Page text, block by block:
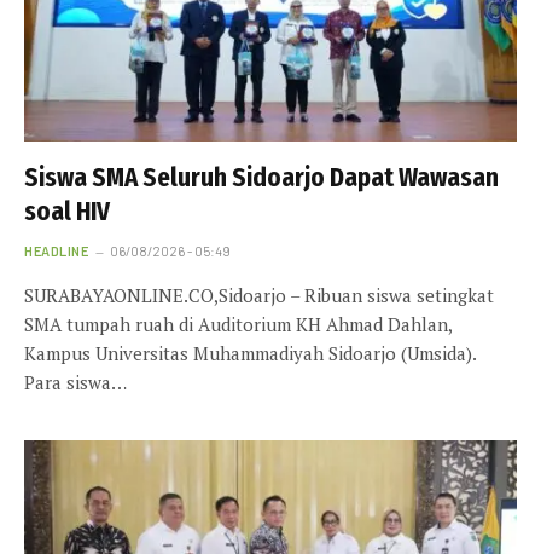
Siswa SMA Seluruh Sidoarjo Dapat Wawasan
soal HIV
HEADLINE 06/08/2026 - 05:49
SURABAYAONLINE.CO,Sidoarjo – Ribuan siswa setingkat
SMA tumpah ruah di Auditorium KH Ahmad Dahlan,
Kampus Universitas Muhammadiyah Sidoarjo (Umsida).
Para siswa…